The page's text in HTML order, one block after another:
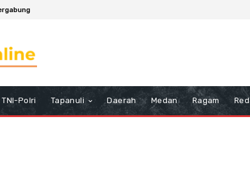
TNI-Polri Tapanuli Daerah Medan Ragam